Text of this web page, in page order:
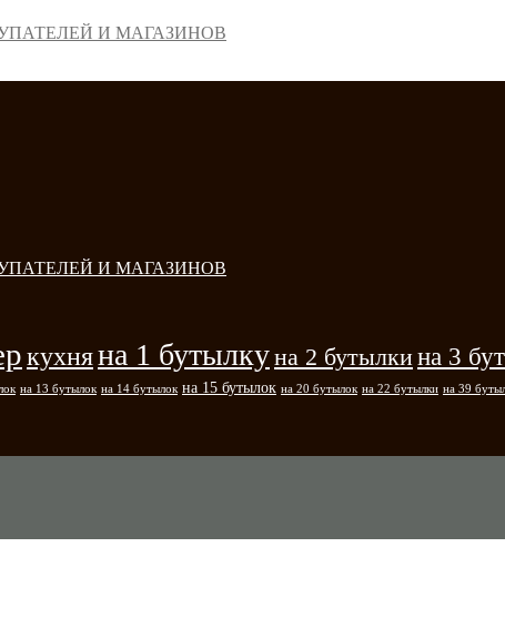
И МАГАЗИНОВ
И МАГАЗИНОВ
кухняна 1 бутылкуна 2 бутылкина 3
на 13 бутылок на 14 бутылок на 15 бутылок на 20 бутылок на 22 бутылки на 39